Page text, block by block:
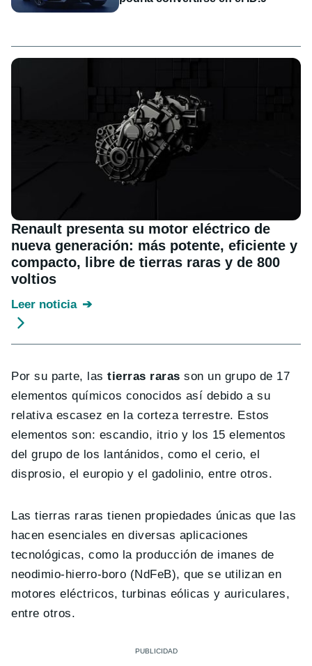
Renault presenta su motor eléctrico de
nueva generación: más potente, eficiente y
compacto, libre de tierras raras y de 800
voltios
Leer noticia
Por su parte, lastierras raras son un grupo de 17
elementos químicos conocidos así debido a su
relativa escasez en la corteza terrestre. Estos
elementos son: escandio, itrio y los 15 elementos
del grupo de los lantánidos, como el cerio, el
disprosio, el europio y el gadolinio, entre otros.
Las tierras raras tienen propiedades únicas que las
hacen esenciales en diversas aplicaciones
tecnológicas, como la producción de imanes de
neodimio-hierro-boro (NdFeB), que se utilizan en
motores eléctricos, turbinas eólicas y auriculares,
entre otros.